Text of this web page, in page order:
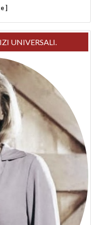
]
UNIVERSALI.